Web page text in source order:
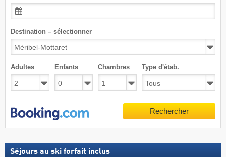
Destination – sélectionner
Adultes Enfants Chambres Type d'étab.
Rechercher
Séjours au ski forfait inclus